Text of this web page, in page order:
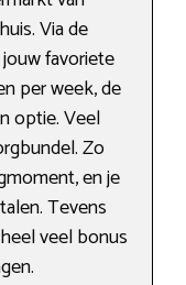
Via de
favoriete
per week, de
optie. Veel
Zo
en je
Tevens
veel bonus